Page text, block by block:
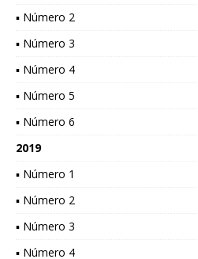
▪ Número 2
▪ Número 3
▪ Número 4
▪ Número 5
▪ Número 6
2019
▪ Número 1
▪ Número 2
▪ Número 3
▪ Número 4